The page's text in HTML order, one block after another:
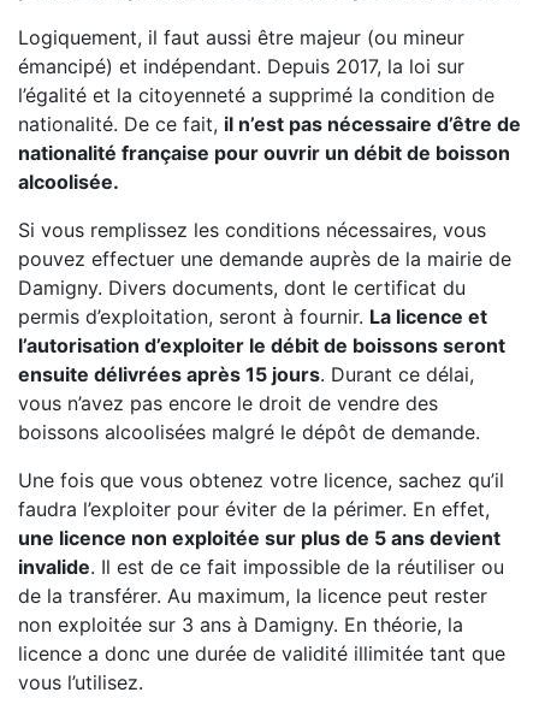
Logiquement, il faut aussi être majeur (ou mineur
émancipé) et indépendant. Depuis 2017, la loi sur
l’égalité et la citoyenneté a supprimé la condition de
nationalité. De ce fait, il n’est pas nécessaire d’être de
nationalité française pour ouvrir un débit de boisson
alcoolisée.
Si vous remplissez les conditions nécessaires, vous
pouvez effectuer une demande auprès de la mairie de
Damigny. Divers documents, dont le certificat du
permis d’exploitation, seront à fournir. La licence et
l’autorisation d’exploiter le débit de boissons seront
ensuite délivrées après 15 jours. Durant ce délai,
vous n’avez pas encore le droit de vendre des
boissons alcoolisées malgré le dépôt de demande.
Une fois que vous obtenez votre licence, sachez qu’il
faudra l’exploiter pour éviter de la périmer. En effet,
une licence non exploitée sur plus de 5 ans devient
invalide. Il est de ce fait impossible de la réutiliser ou
de la transférer. Au maximum, la licence peut rester
non exploitée sur 3 ans à Damigny. En théorie, la
licence a donc une durée de validité illimitée tant que
vous l’utilisez.